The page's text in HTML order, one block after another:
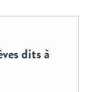
dits à